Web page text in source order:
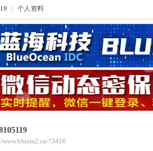
索
›
个人资料
www.bluem2.cn/?3416